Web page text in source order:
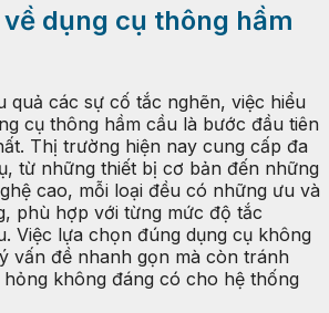
dụng cụ thông hầm
quả các sự cố tắc nghẽn, việc hiểu
cụ thông hầm cầu là bước đầu tiên
Thị trường hiện nay cung cấp đa
từ những thiết bị cơ bản đến những
cao, mỗi loại đều có những ưu và
phù hợp với từng mức độ tắc
Việc lựa chọn đúng dụng cụ không
vấn đề nhanh gọn mà còn tránh
không đáng có cho hệ thống